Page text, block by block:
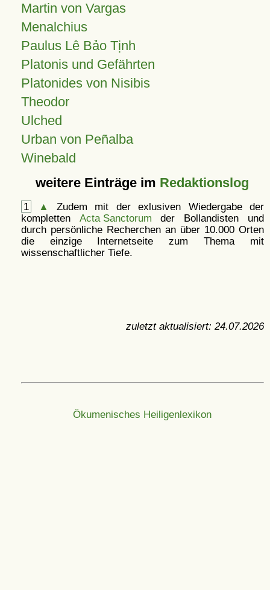
Martin von Vargas
Menalchius
Paulus Lê Bảo Tịnh
Platonis und Gefährten
Platonides von Nisibis
Theodor
Ulched
Urban von Peñalba
Winebald
weitere Einträge im Redaktionslog
1 ▲
Zudem mit der exlusiven Wiedergabe der
kompletten Acta Sanctorum der Bollandisten und
durch persönliche Recherchen an über 10.000 Orten
die einzige Internetseite zum Thema mit
wissenschaftlicher Tiefe.
zuletzt aktualisiert: 24.07.2026
Ökumenisches Heiligenlexikon